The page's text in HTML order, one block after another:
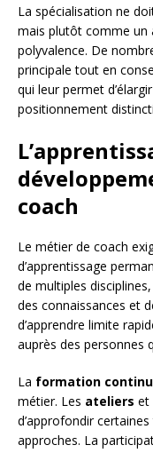
La spécialisation ne
mais plutôt comme un
polyvalence. De
principale tout en
qui leur permet
positionnement
coach
Le métier de coach
d’apprentissage
de multiples
des connaissances et
d’apprendre limite
auprès des personnes
La formation
métier. Les ateliers et
d’approfondir
approches. La